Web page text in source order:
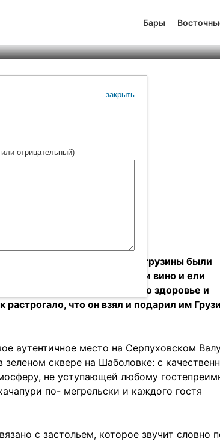
Бары
закрыть
отрицательный)
между народами земли, грузины были
сидели и неторопливо пили вино и ели
сообщили, что пьют за его здоровье и
растрогало, что он взял и подарил им
аутентичное место на Серпуховском
сквере на Шаболовке: с
не уступающей любому
по- мегрельски и каждого гостя
с застольем, которое звучит словно